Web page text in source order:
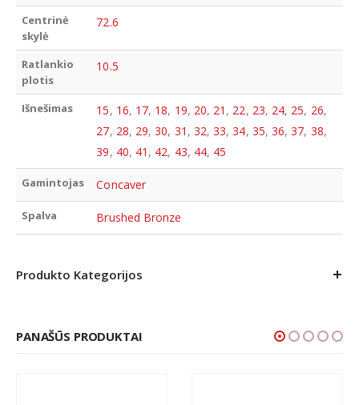
Centrinė
skylė
72.6
Ratlankio
plotis
10.5
Išnešimas 15, 16, 17, 18, 19, 20, 21 , 22, 23, 24, 25, 26,
27, 28, 29,30, 31 , 32,33,34, 35, 36,37, 38,
39, 40, 41 , 42, 43, 44, 45
Gamintojas Concaver
Spalva Brushed Bronze
Produkto Kategorijos
PANAŠŪS PRODUKTAI